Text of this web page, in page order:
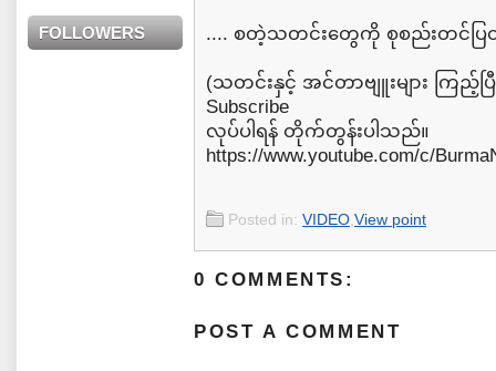
FOLLOWERS .... စတဲ့သတင်းတွေကို စုစည်းတင်ပြ
(သတင်းနှင့် အင်တာဗျူးများ ကြည့်
Subscribe
လုပ်ပါရန် တိုက်တွန်းပါသည်။
https://www.youtube.com/c/
Posted in: VIDEO View point
0 COMMENTS:
POST A COMMENT